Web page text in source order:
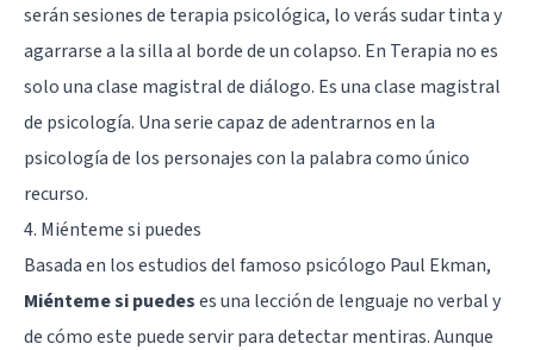
serán sesiones de terapia psicológica, lo verás sudar tinta y
agarrarse a la silla al borde de un colapso. En Terapia no es
solo una clase magistral de diálogo. Es una clase magistral
de psicología. Una serie capaz de adentrarnos en la
psicología de los personajes con la palabra como único
recurso.
4. Miénteme si puedes
Basada en los estudios del famoso psicólogo Paul Ekman,
Miénteme si puedeses una lección de lenguaje no verbaly
de cómo este puede servir para detectar mentiras. Aunque